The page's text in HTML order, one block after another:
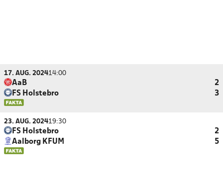
17. AUG. 202414:00
AaB
2
FS Holstebro
3
23. AUG. 202419:30
FS Holstebro
2
Aalborg KFUM
5